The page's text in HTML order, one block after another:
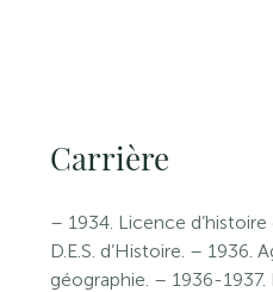
Carrière
– 1934. Licence
D.E.S. d’Histoire. – 1936.
géographie. – 1936-